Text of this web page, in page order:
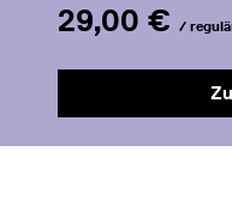
29,00 € /